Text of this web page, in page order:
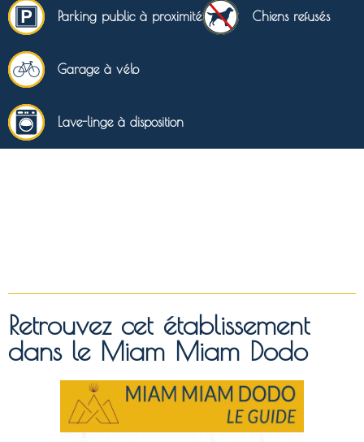
Parking public à proximité Chiens refusés
Garage à vélo
Lave-linge à disposition
Retrouvez cet établissement
dans le Miam Miam Dodo